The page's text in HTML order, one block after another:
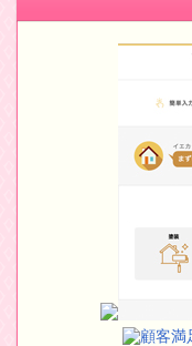
顧客満